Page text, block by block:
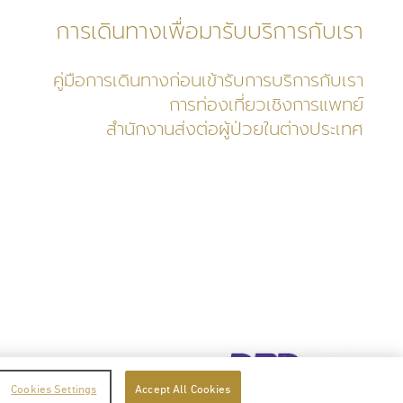
การเดินทางเพื่อมารับบริการกับเรา
คู่มือการเดินทางก่อนเข้ารับการบริการกับเรา
การท่องเที่ยวเชิงการแพทย์
สำนักงานส่งต่อผู้ป่วยในต่างประเทศ
เงื่อนไขการให้บริการ
Cookies Settings Accept All Cookies